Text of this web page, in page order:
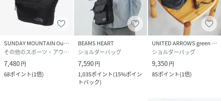
SUNDAY MOUNTAIN OutdoorStyle
その他のスポーツ・アウトドア用品
7,480円
68ポイント(1倍)
BEAMS HEART
ショルダーバッグ
7,590円
1,035ポイント(15%ポイン
トバック)
UNITED ARROWS green label relaxing
ショルダーバッグ
9,350円
85ポイント(1倍)